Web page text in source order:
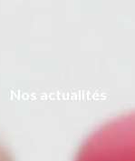
Nos actualités